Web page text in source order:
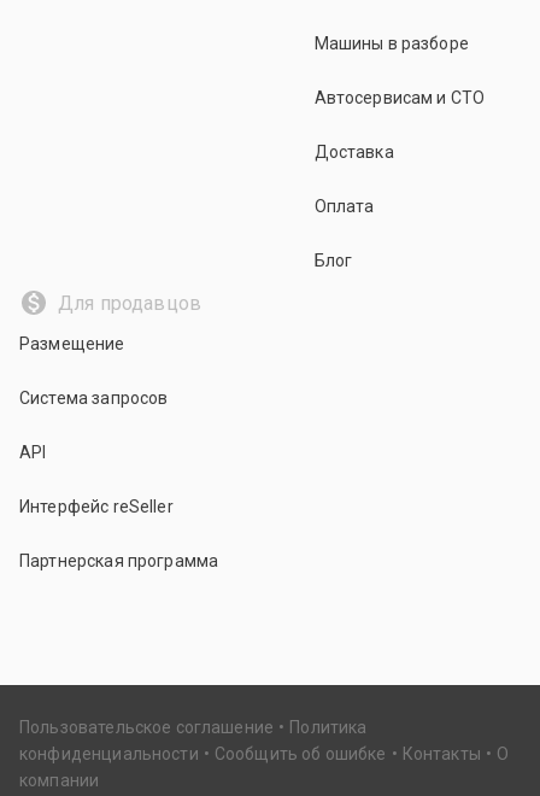
Машины в разборе
Автосервисам и СТО
Доставка
Оплата
Блог
Для продавцов
Размещение
Система запросов
API
Интерфейс reSeller
Партнерская программа
Пользовательское соглашение
Политика
конфиденциальности
Сообщить об ошибке Контакты
О
компании